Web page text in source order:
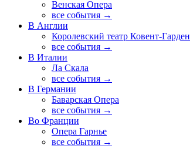
Венская Опера
все события →
В Англии
Королевский театр Ковент-Гарден
все события →
В Италии
Ла Скала
все события →
В Германии
Баварская Опера
все события →
Во Франции
Опера Гарнье
все события →